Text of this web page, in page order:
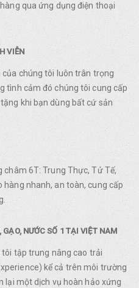
qua ứng dụng điện thoại
VIỄN
của chúng tôi luôn trân trọng
tình cảm đó chúng tôi cung cấp
khi bạn dùng bất cứ sản
châm 6T: Trung Thực, Tử Tế,
nhanh, an toàn, cung cấp
NƯỚC SỐ 1 TẠI VIỆT NAM
tập trung nâng cao trải
kể cả trên môi trường
lại một dịch vụ hoàn hảo xứng